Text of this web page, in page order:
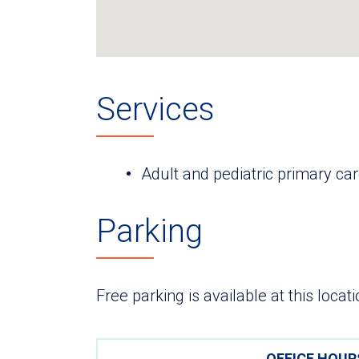
Services
Adult and pediatric primary
Parking
Free parking is available at this